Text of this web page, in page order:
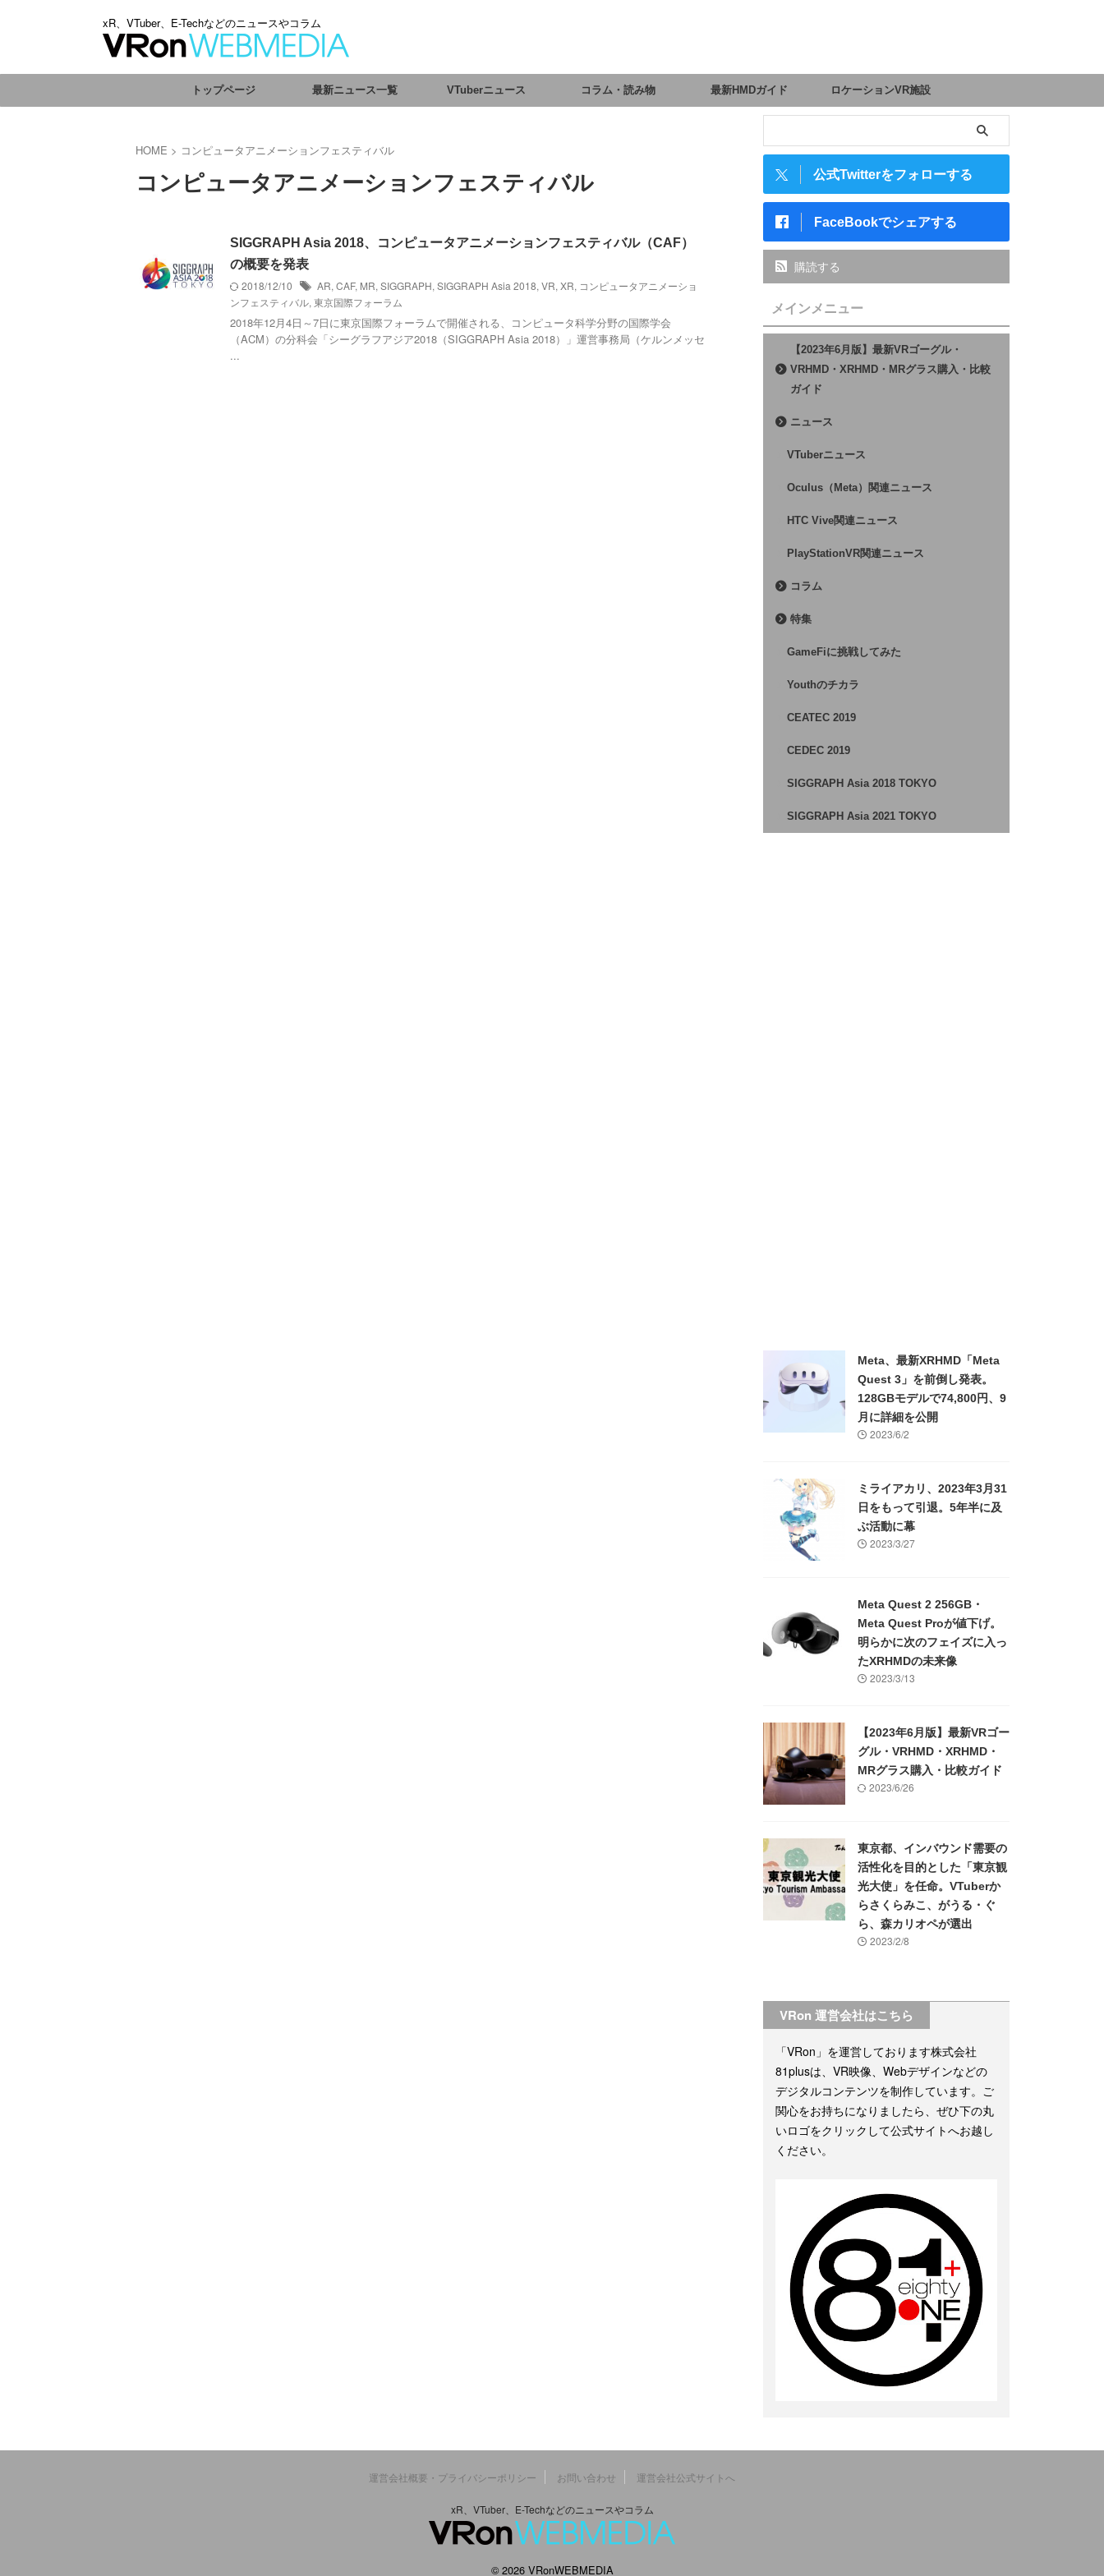
xR、VTuber、E-Techなどのニュースやコラム
トップページ 最新ニュース一覧 VTuberニュース コラム・読み物 最新HMDガイド ロケーションVR施設
HOME > コンピュータアニメーションフェスティバル
コンピュータアニメーションフェスティバル
SIGGRAPH Asia 2018、コンピュータアニメーションフェスティバル（CAF）
の概要を発表
2018/12/10
AR, CAF, MR, SIGGRAPH, SIGGRAPH Asia 2018, VR, XR, コンピュータアニメーショ
ンフェスティバル, 東京国際フォーラム
2018年12月4日～7日に東京国際フォーラムで開催される、コンピュータ科学分野の国際学会
（ACM）の分科会「シーグラフアジア2018（SIGGRAPH Asia 2018）」運営事務局（ケルンメッセ
...
公式Twitterをフォローする
FaceBookでシェアする
購読する
メインメニュー
【2023年6月版】最新VRゴーグル・
VRHMD・XRHMD・MRグラス購入・比較
ガイド
ニュース
VTuberニュース
Oculus（Meta）関連ニュース
HTC Vive関連ニュース
PlayStationVR関連ニュース
コラム
特集
GameFiに挑戦してみた
Youthのチカラ
CEATEC 2019
CEDEC 2019
SIGGRAPH Asia 2018 TOKYO
SIGGRAPH Asia 2021 TOKYO
Meta、最新XRHMD「Meta
Quest 3」を前倒し発表。
128GBモデルで74,800円、9
月に詳細を公開
2023/6/2
ミライアカリ、2023年3月31
日をもって引退。5年半に及
ぶ活動に幕
2023/3/27
Meta Quest 2 256GB・
Meta Quest Proが値下げ。
明らかに次のフェイズに入っ
たXRHMDの未来像
2023/3/13
【2023年6月版】最新VRゴー
グル・VRHMD・XRHMD・
MRグラス購入・比較ガイド
2023/6/26
東京都、インバウンド需要の
活性化を目的とした「東京観
光大使」を任命。VTuberか
らさくらみこ、がうる・ぐ
ら、森カリオペが選出
2023/2/8
VRon 運営会社はこちら
「VRon」を運営しております株式会社
81plusは、VR映像、Webデザインなどの
デジタルコンテンツを制作しています。ご
関心をお持ちになりましたら、ぜひ下の丸
いロゴをクリックして公式サイトへお越し
ください。
運営会社概要・プライバシーポリシー お問い合わせ 運営会社公式サイトへ
xR、VTuber、E-Techなどのニュースやコラム
© 2026 VRonWEBMEDIA